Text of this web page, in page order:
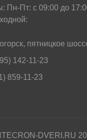
Пн-Пт: c 09:00 до
пятницкое
142-11-23
859-11-23
DVERI.RU